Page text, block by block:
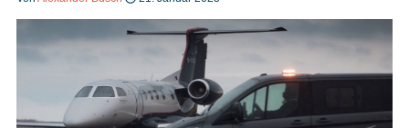
Heft bestellen
Digitale Ausgabe
Podcast